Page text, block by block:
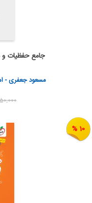
جامع حفظیات و
مسعود جعفری -
10 %